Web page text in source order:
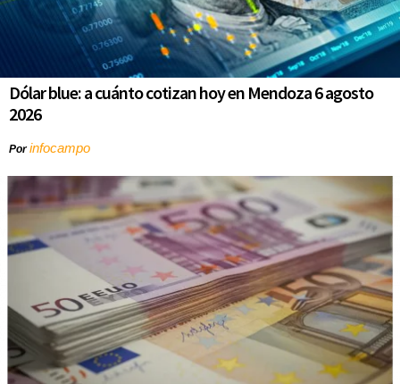
Dólar blue: a cuánto cotizan hoy en Mendoza 6 agosto
2026
Porinfocampo